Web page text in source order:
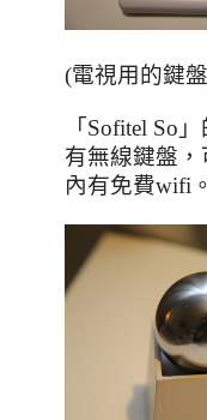
(電視用的鍵盤
「Sofitel So
有無線鍵盤
內有免費wifi 。